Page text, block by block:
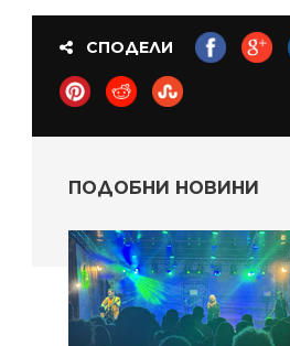
СПОДЕЛИ
ПОДОБНИ НОВИНИ